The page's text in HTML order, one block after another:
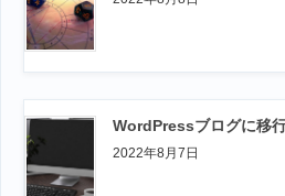
WordPressブログに移
2022年8月7日